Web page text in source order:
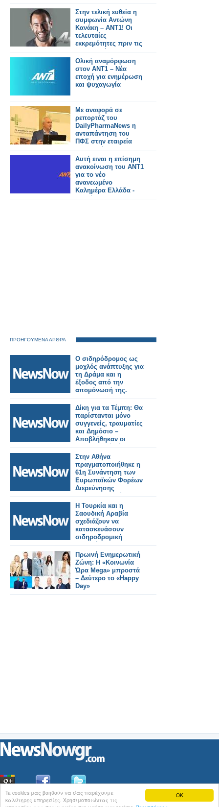
OK
Ta cookies μας βοηθούν να σας παρέχουμε
καλύτερες υπηρεσίες. Χρησιμοποιώντας τις
Στην τελική ευθεία η
συμφωνία Αντώνη
Κανάκη – ΑΝΤ1! Οι
τελευταίες
εκκρεμότητες πριν τις
υπογραφές...
Ολική αναμόρφωση
στον ΑΝΤ1 – Νέα
εποχή για ενημέρωση
και ψυχαγωγία
Με αναφορά σε
ρεπορτάζ του
DailyPharmaNews η
ανταπάντηση του
ΠΦΣ στην εταιρεία
που κατήγγειλε για
απαράδεκτο τρόπο
διάθεσης
σκευάσματός της
Αυτή ειναι η επίσημη
ανακοίνωση του ΑΝΤ1
για το νέο
ανανεωμένο
Καλημέρα Ελλάδα -
Αυτοί θα το
ΠΡΟΗΓΟΥΜΕΝΑ ΑΡΘΡΑ
Ο σιδηρόδρομος ως
μοχλός ανάπτυξης για
τη Δράμα και η
έξοδος από την
απομόνωσή της.
Δίκη για τα Τέμπη: Θα
παρίστανται μόνο
συγγενείς, τραυματίες
και Δημόσιο –
Αποβλήθηκαν οι
Δικηγορικοί Σύλλογοι
και το σωματείο των
μηχανοδηγών.
Στην Αθήνα
πραγματοποιήθηκε η
61η Συνάντηση των
Ευρωπαϊκών Φορέων
Διερεύνησης
Σιδηροδρομικών
Ατυχημάτων»
Η Τουρκία και η
Σαουδική Αραβία
σχεδιάζουν να
κατασκευάσουν
σιδηροδρομική
γραμμή προς την
Ευρώπη μέσω
Ιορδανίας και Συρίας.
Πρωινή Ενημερωτική
Ζώνη: Η «Κοινωνία
Ώρα Mega» μπροστά
– Δεύτερο το «Happy
Day»
ΟιΕιδήσεις του NewsNowgr.com στοiNews